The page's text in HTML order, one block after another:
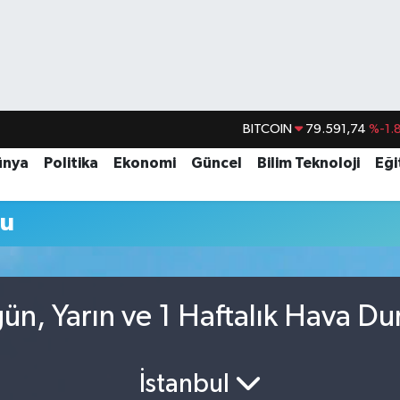
BITCOIN 79.591,74 %-
DOLAR 45,43620
Politika Ekonomi Güncel Bilim Teknoloji
Yarın ve 1 Haftalık Hava
İstanbul